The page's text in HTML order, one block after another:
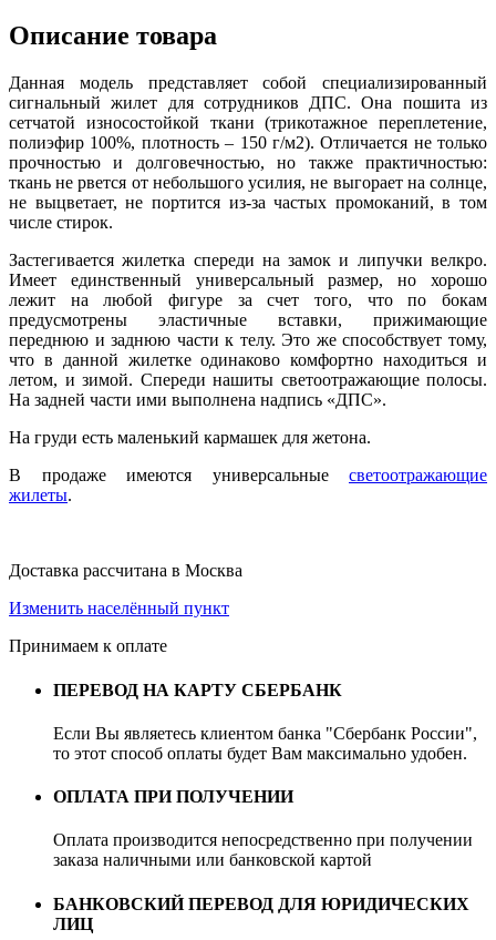
Описание товара
Данная модель представляет собой специализированный
сигнальный жилет для сотрудников ДПС. Она пошита из
сетчатой износостойкой ткани (трикотажное переплетение,
полиэфир 100%, плотность – 150 г/м2). Отличается не только
прочностью и долговечностью, но также практичностью:
ткань не рвется от небольшого усилия, не выгорает на солнце,
не выцветает, не портится из-за частых промоканий, в том
числе стирок.
Застегивается жилетка спереди на замок и липучки велкро.
Имеет единственный универсальный размер, но хорошо
лежит на любой фигуре за счет того, что по бокам
предусмотрены эластичные вставки, прижимающие
переднюю и заднюю части к телу. Это же способствует тому,
что в данной жилетке одинаково комфортно находиться и
летом, и зимой. Спереди нашиты светоотражающие полосы.
На задней части ими выполнена надпись «ДПС».
На груди есть маленький кармашек для жетона.
В продаже имеются универсальные светоотражающие
жилеты.
Доставка рассчитана в Москва
Изменить населённый пункт
Принимаем к оплате
ПЕРЕВОД НА КАРТУ СБЕРБАНК
Если Вы являетесь клиентом банка "Сбербанк России",
то этот способ оплаты будет Вам максимально удобен.
ОПЛАТА ПРИ ПОЛУЧЕНИИ
Оплата производится непосредственно при получении
заказа наличными или банковской картой
БАНКОВСКИЙ ПЕРЕВОД ДЛЯ ЮРИДИЧЕСКИХ
ЛИЦ